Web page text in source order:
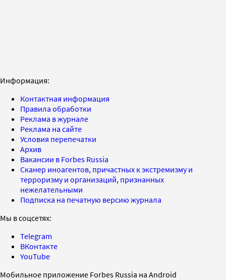
Информация:
Контактная информация
Правила обработки
Реклама в журнале
Реклама на сайте
Условия перепечатки
Архив
Вакансии в Forbes Russia
Сканер иноагентов, причастных к экстремизму и
терроризму и организаций, признанных
нежелательными
Подписка на печатную версию журнала
Мы в соцсетях:
Telegram
ВКонтакте
YouTube
Мобильное приложение Forbes Russia на Android